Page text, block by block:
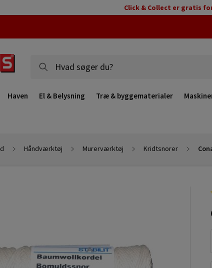
Click & Collect er gratis
Haven El & Belysning Træ & byggematerialer
Håndværktøj Murerværktøj Kridtsnorer